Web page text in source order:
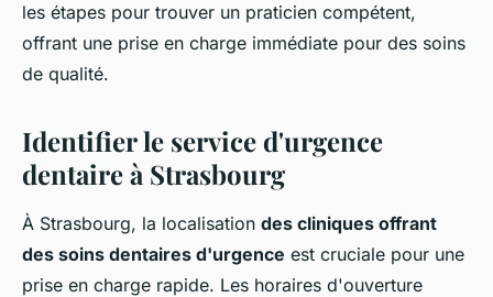
les étapes pour trouver un praticien compétent,
offrant une prise en charge immédiate pour des soins
de qualité.
Identifier le service d'urgence
dentaire à Strasbourg
À Strasbourg, la localisation des cliniques offrant
des soins dentaires d'urgence est cruciale pour une
prise en charge rapide. Les horaires d'ouverture